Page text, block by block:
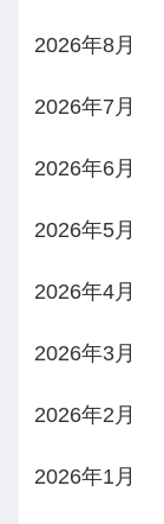
2026年8月
2026年7月
2026年6月
2026年5月
2026年4月
2026年3月
2026年2月
2026年1月